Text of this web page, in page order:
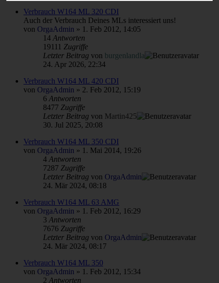
Verbrauch W164 ML 320 CDI
Auch der Verbrauch Deines MLs interessiert uns!
von OrgaAdmin » 1. Feb 2012, 14:05
14 Antworten
19111 Zugriffe
Letzter Beitrag von burgenlandla
24. Apr 2026, 22:34
Verbrauch W164 ML 420 CDI
von OrgaAdmin » 2. Feb 2012, 15:19
6 Antworten
8477 Zugriffe
Letzter Beitrag von Martin425
30. Jul 2025, 20:08
Verbrauch W164 ML 350 CDI
von OrgaAdmin » 1. Mai 2014, 19:26
4 Antworten
7287 Zugriffe
Letzter Beitrag von OrgaAdmin
24. Mär 2024, 08:18
Verbrauch W164 ML 63 AMG
von OrgaAdmin » 1. Feb 2012, 16:29
3 Antworten
7676 Zugriffe
Letzter Beitrag von OrgaAdmin
24. Mär 2024, 08:17
Verbrauch W164 ML 350
von OrgaAdmin » 1. Feb 2012, 15:34
2 Antworten